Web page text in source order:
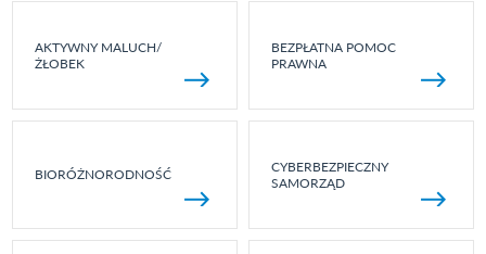
AKTYWNY MALUCH/
ŻŁOBEK
BEZPŁATNA POMOC
PRAWNA
BIORÓŻNORODNOŚĆ
CYBERBEZPIECZNY
SAMORZĄD